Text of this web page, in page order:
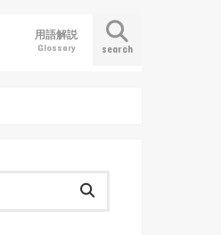
search
用語解説
Glossary